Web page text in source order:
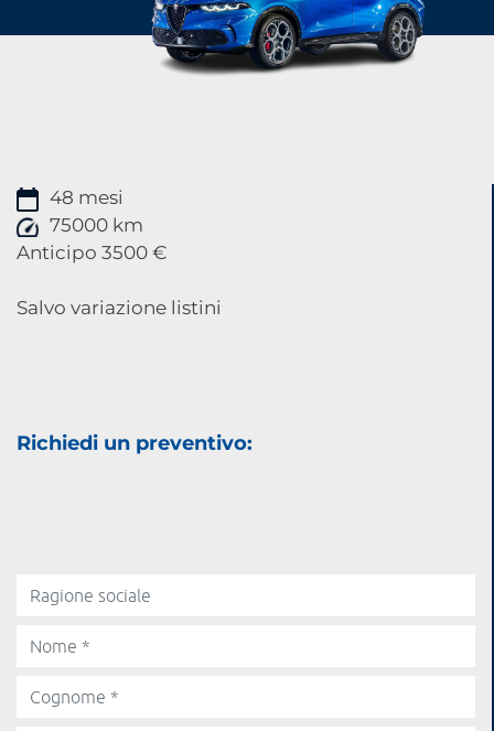
48 mesi
75000 km
Anticipo 3500 €
Salvo variazione listini
Richiedi un preventivo: